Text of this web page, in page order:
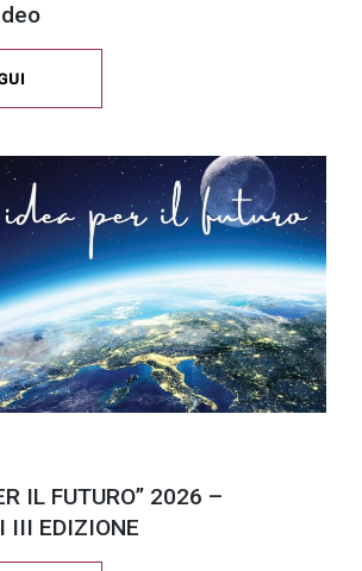
IL FUTURO” 2026 –
III EDIZIONE